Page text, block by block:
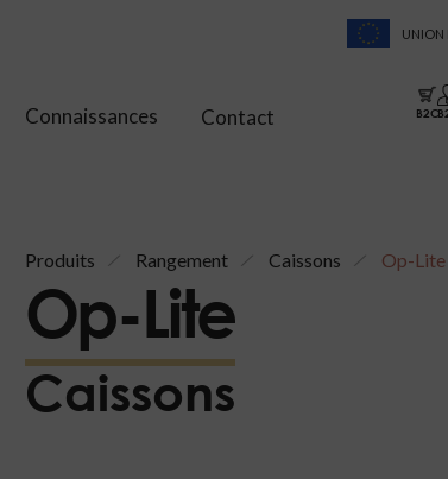
Connaissances Contact B2C
UNION
Produits Rangement Caissons Op-Lite
Op-Lite
Caissons